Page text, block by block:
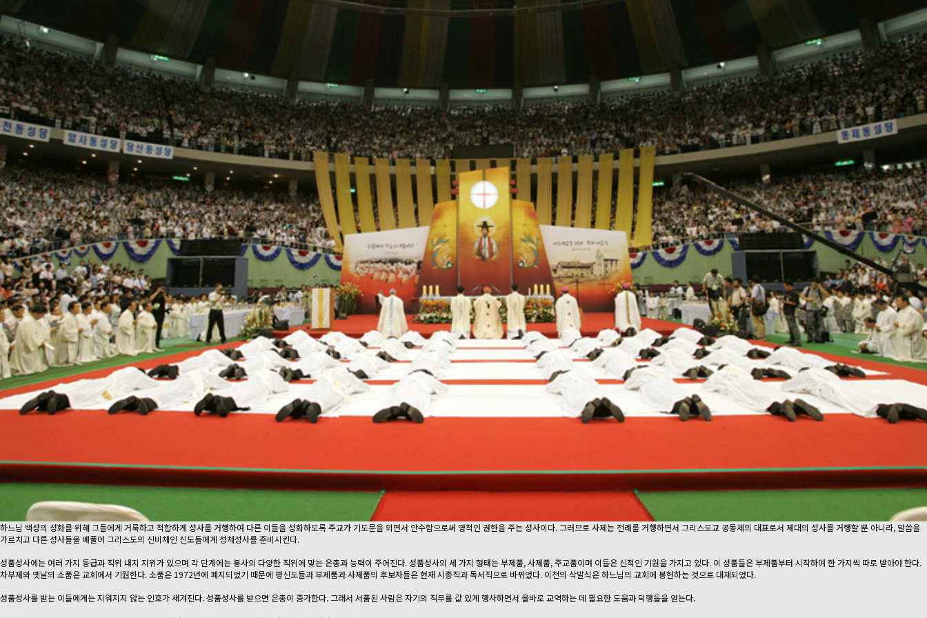
하느님 백성의 성화를 위해 그들에게 거룩하고 적합하게 성사를 거행하여 다른 이들을 성화하도록 주교가 기도문을 외면서 안수함으로써 영적인 권한을 주는 성사이다. 그러므로 사제는 전례를 거행하면서 그리스도교 공동체의 대표로서 제대의 성사를 거행할 뿐 아니라, 말씀을
가르치고 다른 성사들을 베풀어 그리스도의 신비체인 신도들에게 성체성사를 준비시킨다.
성품성사에는 여러 가지 등급과 직위 내지 지위가 있으며 각 단계에는 봉사의 다양한 직위에 맞는 은총과 능력이 주어진다. 성품성사의 세 가지 형태는 부제품, 사제품, 주교품이며 이들은 신적인 기원을 가지고 있다. 이 성품들은 부제품부터 시작하여 한 가지씩 따로 받아야 한다.
차부제와 옛날의 소품은 교회에서 기원한다. 소품은 1972년에 폐지되었기 때문에 평신도들과 부제품과 사제품의 후보자들은 현재 시종직과 독서직으로 바뀌었다. 이전의 삭발식은 하느님의 교회에 봉헌하는 것으로 대체되었다.
성품성사를 받는 이들에게는 지워지지 않는 인호가 새겨진다. 성품성사를 받으면 은총이 증가한다. 그래서 서품된 사람은 자기의 직무를 값 있게 행사하면서 올바로 교역하는 데 필요한 도움과 덕행들을 얻는다.